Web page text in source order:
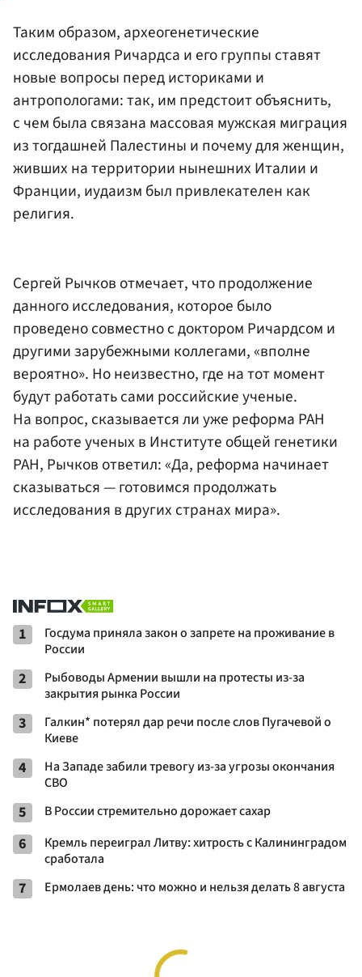
Таким образом, археогенетические
исследования Ричардса и его группы ставят
новые вопросы перед историками и
антропологами: так, им предстоит объяснить,
с чем была связана массовая мужская миграция
из тогдашней Палестины и почему для женщин,
живших на территории нынешних Италии и
Франции, иудаизм был привлекателен как
религия.
Сергей Рычков отмечает, что продолжение
данного исследования, которое было
проведено совместно с доктором Ричардсом и
другими зарубежными коллегами, «вполне
вероятно». Но неизвестно, где на тот момент
будут работать сами российские ученые.
На вопрос, сказывается ли уже реформа РАН
на работе ученых в Институте общей генетики
РАН, Рычков ответил: «Да, реформа начинает
сказываться — готовимся продолжать
исследования в других странах мира».
1
Госдума приняла закон о запрете на проживание в
России
2
Рыбоводы Армении вышли на протесты из-за
закрытия рынка России
3
Галкин* потерял дар речи после слов Пугачевой о
Киеве
4
На Западе забили тревогу из-за угрозы окончания
СВО
5 В России стремительно дорожает сахар
6
Кремль переиграл Литву: хитрость с Калининградом
сработала
7 Ермолаев день: что можно и нельзя делать 8 августа